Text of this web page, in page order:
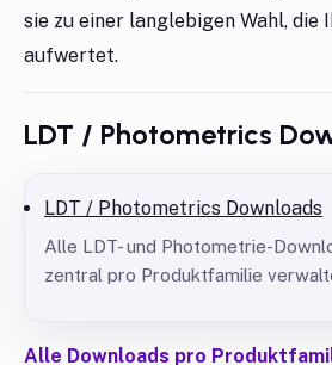
sie zu einer langlebigen Wahl, die
aufwertet.
LDT / Photometrics
LDT / Photometrics Downloads
Alle LDT- und Photometrie-
zentral pro Produktfamilie
Alle Downloads pro